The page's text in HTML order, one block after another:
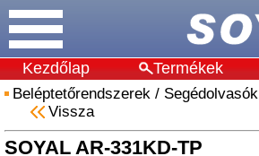
Kezdőlap Termékek
Beléptetőrendszerek / Segédolvasók
Vissza
SOYAL AR-331KD-TP